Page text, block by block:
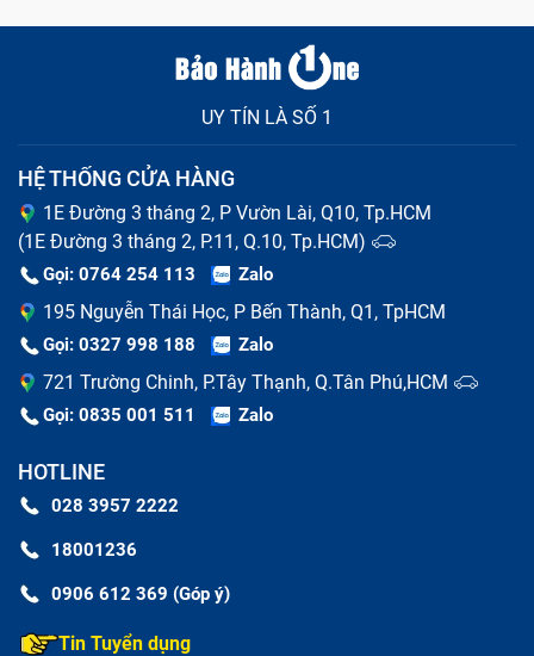
Sửa chữa Dịch vụ chữa điện thoại khẩn cấp bao gồm
những gì?
Thay pin Dịch vụ chữa điện thoại khẩn cấp
Pin điện thoại là linh kiện có tuổi thọ ngắn nhất so với
phồng rộp, chai lỳ, thời gian sử dụng ngắn thì báo hiệu
khẩn cấp của bạn. Nếu kéo dài tình trạng hỏng pin, có
thể gây cháy nổ khi sạc máy cũng như sử dụng.
UY TÍN LÀ SỐ 1
HỆ THỐNG CỬA HÀNG
1E Đường 3 tháng 2, P Vườn Lài, Q10, Tp.HCM
(1E Đường 3 tháng 2, P.11, Q.10, Tp.HCM)
Gọi: 0764 254 113 Zalo
195 Nguyễn Thái Học, P Bến Thành, Q1, TpHCM
Gọi: 0327 998 188 Zalo
721 Trường Chinh, P.Tây Thạnh, Q.Tân Phú,HCM
Gọi: 0835 001 511 Zalo
HOTLINE
028 3957 2222
18001236
0906 612 369 (Góp ý)
Tin Tuyển dụng